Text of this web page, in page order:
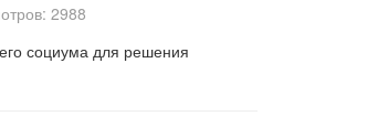
2988
социума для решения